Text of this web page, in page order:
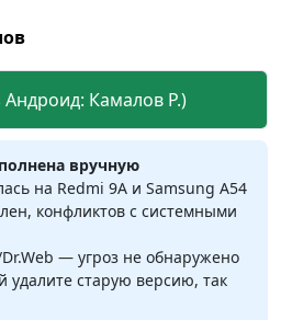
Камалов Р.)
вручную
на Redmi 9A и Samsung A54
конфликтов с системными
— угроз не обнаружено
удалите старую версию, так